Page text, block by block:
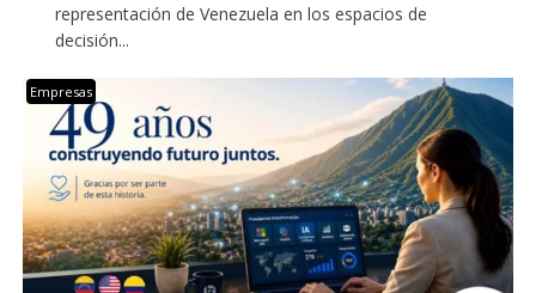
representación de Venezuela en los espacios de
decisión...
Empresas